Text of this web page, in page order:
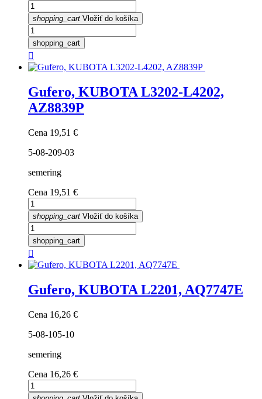
shopping_cart Vložiť do košíka
shopping_cart

Gufero, KUBOTA L3202-L4202,
AZ8839P
Cena 19,51 €
5-08-209-03
semering
Cena 19,51 €
shopping_cart Vložiť do košíka
shopping_cart

Gufero, KUBOTA L2201, AQ7747E
Cena 16,26 €
5-08-105-10
semering
Cena 16,26 €